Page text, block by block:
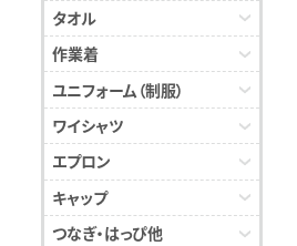
タオル
作業着
ユニフォーム（制服）
ワイシャツ
エプロン
キャップ
つなぎ・はっぴ他